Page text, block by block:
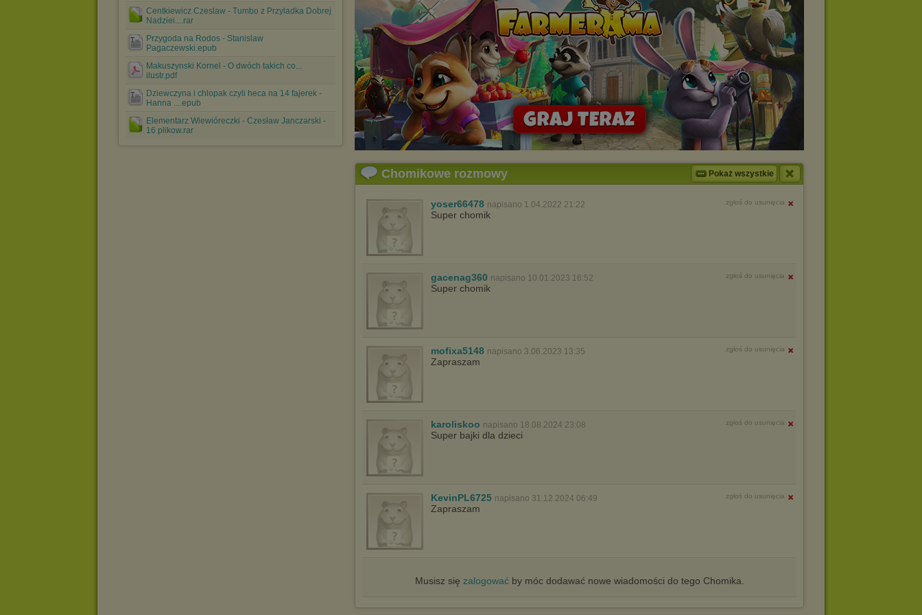
Istnieje możliwość zmiany ustawień przeglądarki internetowej w
sposób uniemożliwiający przechowywanie plików cookies na
urządzeniu końcowym. Można również usunąć pliki cookies,
dokonując odpowiednich zmian w ustawieniach przeglądarki
internetowej.
Pełną informację na ten temat znajdziesz pod adresem
http://chomikuj.pl/PolitykaPrywatnosci.aspx.
Centkiewicz Czeslaw - Tumbo z Przyladka Dobrej
Nadziei....rar
Przygoda na Rodos - Stanislaw
Pagaczewski.epub
Makuszynski Kornel - O dwóch takich co...
ilustr.pdf
Dziewczyna i chlopak czyli heca na 14 fajerek -
Hanna ....epub
Elementarz Wiewióreczki - Czesław Janczarski -
16 plikow.rar
Chomikowe rozmowy Pokaż wszystkie
yoser66478 napisano 1.04.2022 21:22 zgłoś do usunięcia
Super chomik
gacenag360 napisano 10.01.2023 16:52 zgłoś do usunięcia
Super chomik
mofixa5148 napisano 3.06.2023 13:35 zgłoś do usunięcia
Zapraszam
karoliskoo napisano 18.08.2024 23:08 zgłoś do usunięcia
Super bajki dla dzieci
KevinPL6725 napisano 31.12.2024 06:49 zgłoś do usunięcia
Zapraszam
Musisz się zalogowaćby móc dodawać nowe wiadomości do tego Chomika.